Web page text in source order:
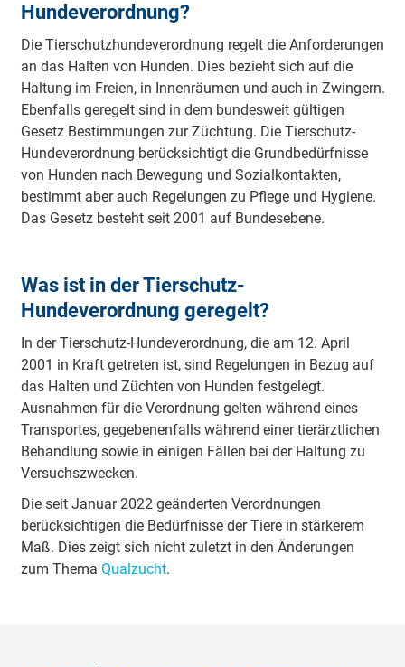
Hundeverordnung?
Die Tierschutzhundeverordnung regelt die Anforderungen
an das Halten von Hunden. Dies bezieht sich auf die
Haltung im Freien, in Innenräumen und auch in Zwingern.
Ebenfalls geregelt sind in dem bundesweit gültigen
Gesetz Bestimmungen zur Züchtung. Die Tierschutz-
Hundeverordnung berücksichtigt die Grundbedürfnisse
von Hunden nach Bewegung und Sozialkontakten,
bestimmt aber auch Regelungen zu Pflege und Hygiene.
Das Gesetz besteht seit 2001 auf Bundesebene.
Was ist in der Tierschutz-
Hundeverordnung geregelt?
In der Tierschutz-Hundeverordnung, die am 12. April
2001 in Kraft getreten ist, sind Regelungen in Bezug auf
das Halten und Züchten von Hunden festgelegt.
Ausnahmen für die Verordnung gelten während eines
Transportes, gegebenenfalls während einer tierärztlichen
Behandlung sowie in einigen Fällen bei der Haltung zu
Versuchszwecken.
Die seit Januar 2022 geänderten Verordnungen
berücksichtigen die Bedürfnisse der Tiere in stärkerem
Maß. Dies zeigt sich nicht zuletzt in den Änderungen
zum Thema Qualzucht.